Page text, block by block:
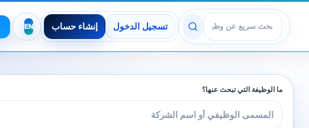
عرض الوظائف
تسجيل الدخول إنشاء حساب
ما الوظيفة التي تبحث عنها؟